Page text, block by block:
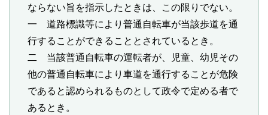
ならない旨を指示したときは、この限りでない。
一 道路標識等により普通自転車が当該歩道を通
行することができることとされているとき。
二 当該普通自転車の運転者が、児童、幼児その
他の普通自転車により車道を通行することが危険
であると認められるものとして政令で定める者で
あるとき。